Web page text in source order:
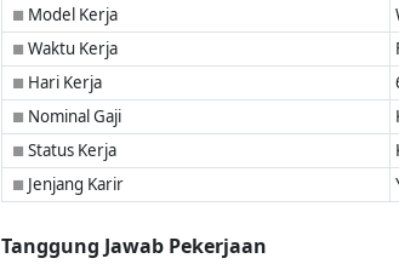
■ Model Kerja
■ Waktu Kerja
■ Hari Kerja
■ Nominal Gaji
■ Status Kerja
■ Jenjang Karir
Tanggung Jawab Pekerjaan